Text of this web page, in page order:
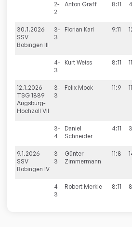
2-
2
Anton Graff 8:11
30.1.2026
SSV
Bobingen III
3-
3
Florian Karl 9:11
4-
3
Kurt Weiss 8:11
12.1.2026
TSG 1889
Augsburg-
Hochzoll VII
3-
3
Felix Mock 11:9
3-
4
Daniel
Schneider
4:11
9.1.2026
SSV
Bobingen IV
3-
3
Günter
Zimmermann
11:8
4-
3
Robert Merkle 8:11